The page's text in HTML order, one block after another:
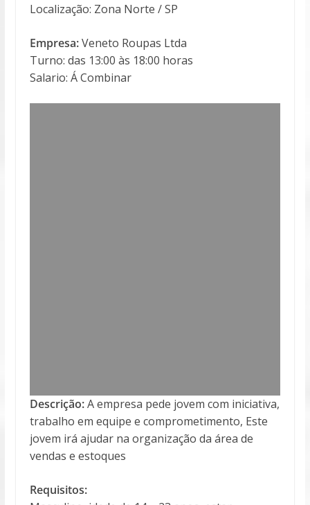
Localização: Zona Norte / SP
Empresa:Veneto Roupas Ltda
Turno: das 13:00 às 18:00 horas
Salario: Á Combinar
Descrição:A empresa pede jovem com iniciativa,
trabalho em equipe e comprometimento, Este
jovem irá ajudar na organização da área de
vendas e estoques
Requisitos: